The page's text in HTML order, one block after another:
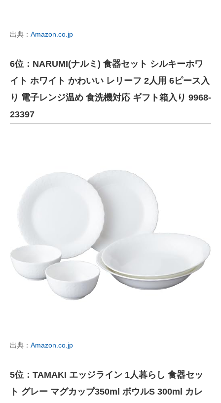
出典： Amazon.co.jp
6位：NARUMI(ナルミ) 食器セット シルキーホワ
イト ホワイト かわいい レリーフ 2人用 6ピース入
り 電子レンジ温め 食洗機対応 ギフト箱入り 9968-
23397
出典： Amazon.co.jp
5位：TAMAKI エッジライン 1人暮らし 食器セッ
ト グレー マグカップ350ml ボウルS 300ml カレ